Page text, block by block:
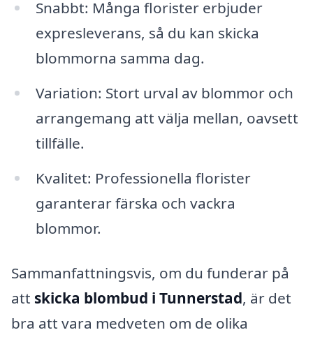
Snabbt: Många florister erbjuder
expresleverans, så du kan skicka
blommorna samma dag.
Variation: Stort urval av blommor och
arrangemang att välja mellan, oavsett
tillfälle.
Kvalitet: Professionella florister
garanterar färska och vackra
blommor.
Sammanfattningsvis, om du funderar på
att skicka blombud i Tunnerstad, är det
bra att vara medveten om de olika